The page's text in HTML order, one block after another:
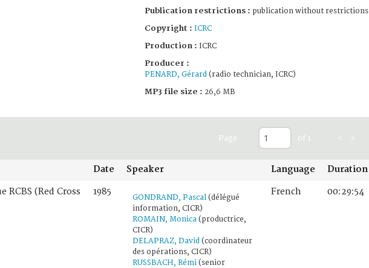
Publication restrictions : publication without restrictions
Copyright : ICRC
Production : ICRC
Producer :
PENARD, Gérard (radio technician, ICRC)
MP3 file size : 26,6 MB
Page of 1 < >
Date Speaker Language Duration
RCBS (Red Cross
1985
GONDRAND, Pascal (délégué
information, CICR)
ROMAIN, Monica (productrice,
CICR)
DELAPRAZ, David (coordinateur
des opérations, CICR)
RUSSBACH, Rémi (senior
French 00:29:54